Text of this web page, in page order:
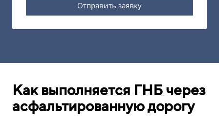
Отправить заявку
Как выполняется ГНБ через
асфальтированную дорогу